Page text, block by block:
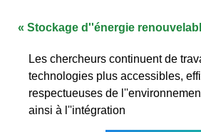
« Stockage d''énergie
Les chercheurs continuent de
technologies plus accessibles,
respectueuses de
ainsi à l''intégration